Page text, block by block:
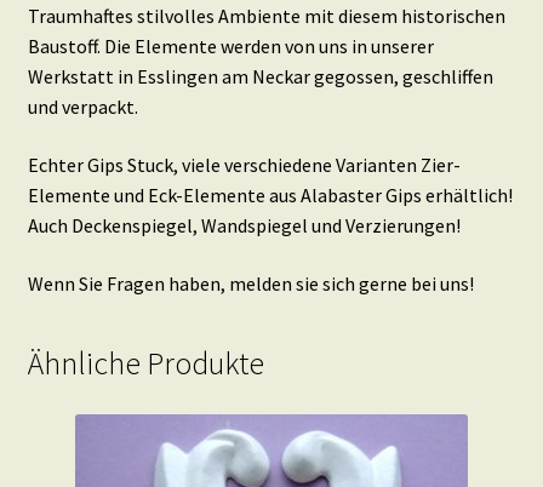
Traumhaftes stilvolles Ambiente mit diesem historischen
Baustoff. Die Elemente werden von uns in unserer
Werkstatt in Esslingen am Neckar gegossen, geschliffen
und verpackt.
Echter Gips Stuck, viele verschiedene Varianten Zier-
Elemente und Eck-Elemente aus Alabaster Gips erhältlich!
Auch Deckenspiegel, Wandspiegel und Verzierungen!
Wenn Sie Fragen haben, melden sie sich gerne bei uns!
Ähnliche Produkte